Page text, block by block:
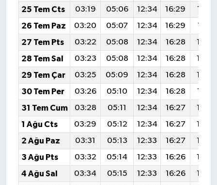
25 Tem Cts
03:19 05:06 12:34 16:29
19:52
26 Tem Paz
03:20 05:07 12:34 16:29
19:51
27 Tem Pts
03:22 05:08 12:34 16:28
28 Tem Sal
03:23 05:08 12:34 16:28
29 Tem Çar
03:25 05:09 12:34 16:28
30 Tem Per
03:26 05:10 12:34 16:28
19:47
31 Tem Cum
03:28 05:11 12:34 16:27
1 Ağu Cts
03:29 05:12 12:34 16:27
2 Ağu Paz
03:31 05:13 12:33 16:27
3 Ağu Pts
03:32 05:14 12:33 16:26
4 Ağu Sal
03:34 05:15 12:33 16:26